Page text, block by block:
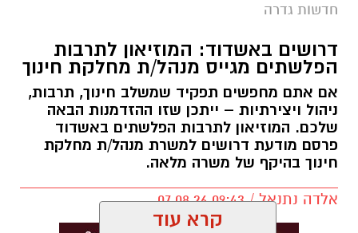
חדשות גדרה
דרושים באשדוד: המוזיאון לתרבות
הפלשתים מגייס מנהל/ת מחלקת חינוך
אם אתם מחפשים תפקיד שמשלב חינוך, תרבות,
ניהול ויצירתיות – ייתכן שזו ההזדמנות הבאה
שלכם. המוזיאון לתרבות הפלשתים באשדוד
פרסם מודעת דרושים למשרת מנהל/ת מחלקת
חינוך בהיקף של משרה מלאה.
אלדה נתנאל / 09:43 07.08.26
קרא עוד